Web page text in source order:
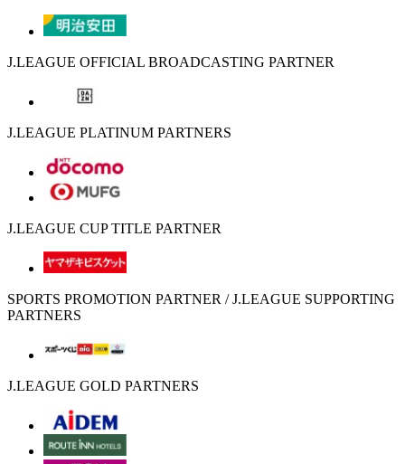
J.LEAGUE OFFICIAL BROADCASTING PARTNER
J.LEAGUE PLATINUM PARTNERS
J.LEAGUE CUP TITLE PARTNER
SPORTS PROMOTION PARTNER / J.LEAGUE SUPPORTING
PARTNERS
J.LEAGUE GOLD PARTNERS